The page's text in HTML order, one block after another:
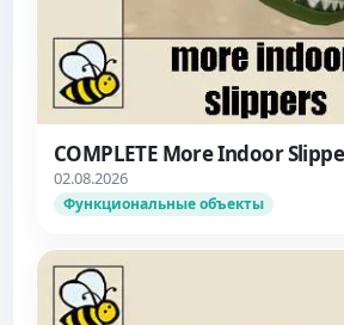
COMPLETE More Indoor
02.08.2026
Функциональные объекты